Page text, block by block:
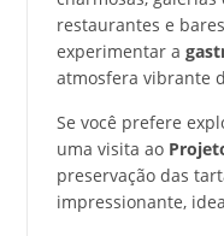
restaurantes e
experimentar a
atmosfera vibrante
Se você prefere
uma visita ao
preservação das
impressionante,